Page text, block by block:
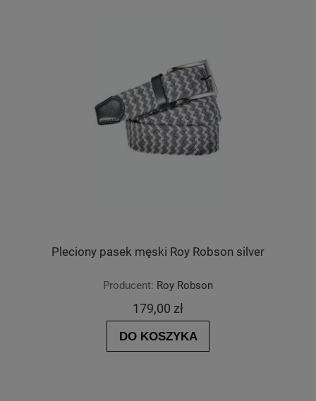
Pleciony pasek męski Roy Robson silver
Producent: Roy Robson
179,00 zł
DO KOSZYKA